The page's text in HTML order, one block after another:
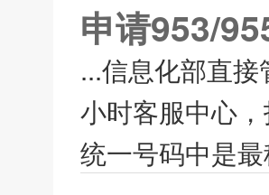
申请953/
...信息化部直
小时客服中心
统一号码中是